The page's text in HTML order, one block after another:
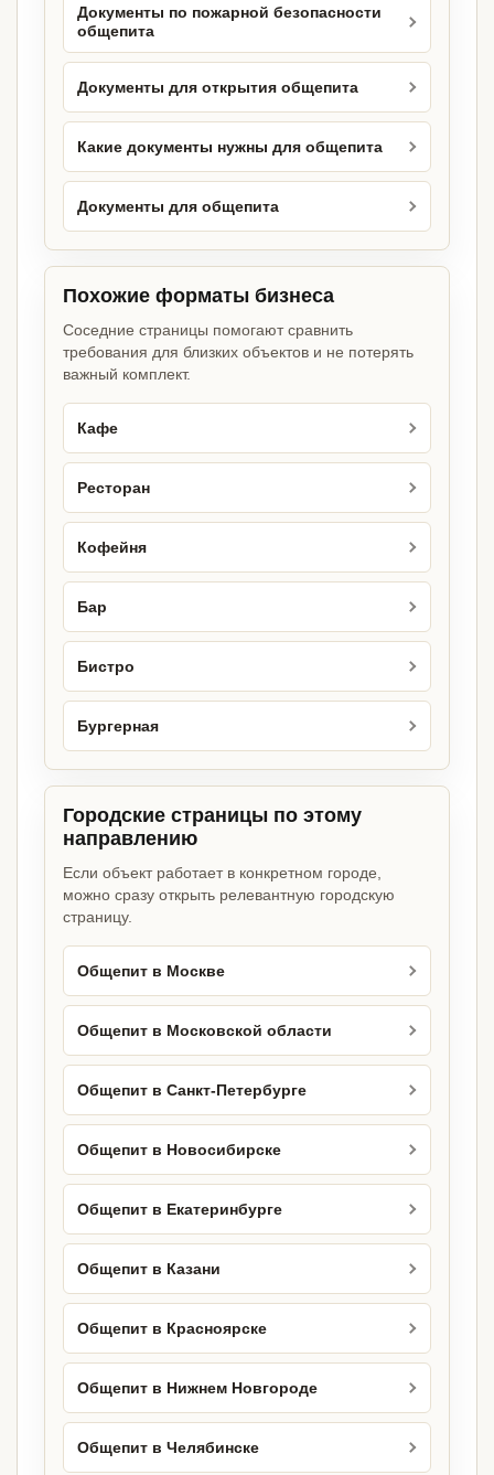
Документы по пожарной безопасности
общепита
Документы для открытия общепита
Какие документы нужны для общепита
Документы для общепита
Похожие форматы бизнеса
Соседние страницы помогают сравнить
требования для близких объектов и не потерять
важный комплект.
Кафе
Ресторан
Кофейня
Бар
Бистро
Бургерная
Городские страницы по этому
направлению
Если объект работает в конкретном городе,
можно сразу открыть релевантную городскую
страницу.
Общепит в Москве
Общепит в Московской области
Общепит в Санкт-Петербурге
Общепит в Новосибирске
Общепит в Екатеринбурге
Общепит в Казани
Общепит в Красноярске
Общепит в Нижнем Новгороде
Общепит в Челябинске